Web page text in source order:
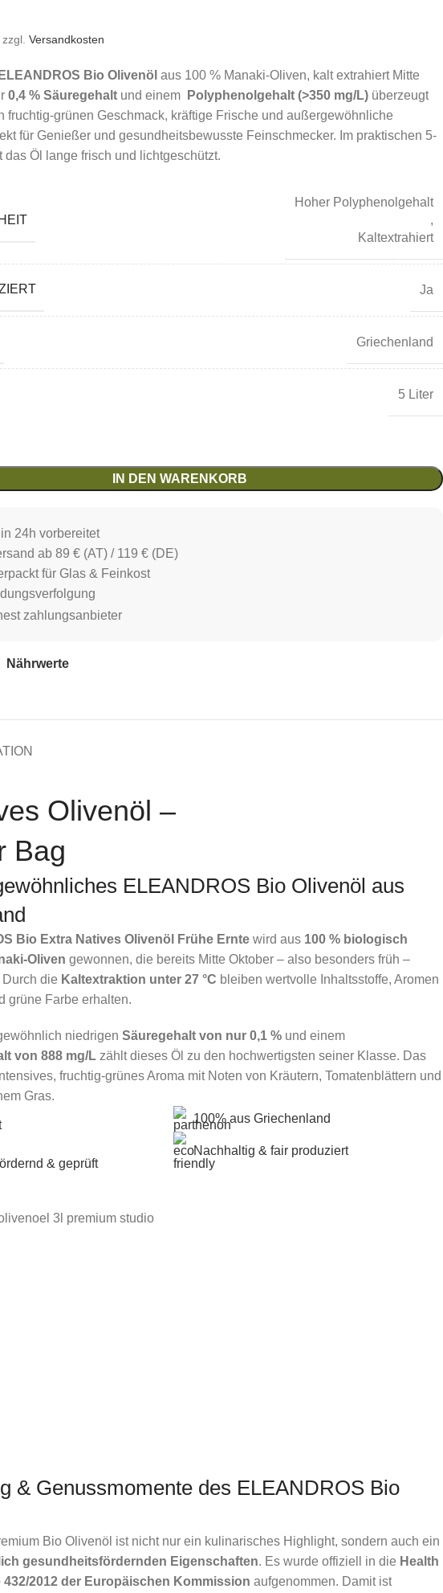
zzgl. Versandkosten
ELEANDROS Bio Olivenöl aus 100 % Manaki-Oliven, kalt extrahiert Mitte
0,4 % Säuregehalt und einem Polyphenolgehalt (>350 mg/L) überzeugt
fruchtig-grünen Geschmack, kräftige Frische und außergewöhnliche
für Genießer und gesundheitsbewusste Feinschmecker. Im praktischen 5-
das Öl lange frisch und lichtgeschützt.
Hoher Polyphenolgehalt
,
Kaltextrahiert
Ja
Griechenland
5 Liter
IN DEN WARENKORB
24h vorbereitet
ab 89 € (AT) / 119 € (DE)
für Glas & Feinkost
Nährwerte
Olivenöl –
Bag
ELEANDROS Bio Olivenöl aus
Bio Extra Natives Olivenöl Frühe Ernte wird aus 100 % biologisch
Oliven gewonnen, die bereits Mitte Oktober – also besonders früh –
die Kaltextraktion unter 27 °C bleiben wertvolle Inhaltsstoffe, Aromen
grüne Farbe erhalten.
niedrigen Säuregehalt von nur 0,1 % und einem
von 888 mg/L zählt dieses Öl zu den hochwertigsten seiner Klasse. Das
fruchtig-grünes Aroma mit Noten von Kräutern, Tomatenblättern und
Gras.
& geprüft
100% aus Griechenland
Nachhaltig & fair produziert
& Genussmomente des ELEANDROS Bio
Bio Olivenöl ist nicht nur ein kulinarisches Highlight, sondern auch ein
gesundheitsfördernden Eigenschaften. Es wurde offiziell in die Health
2012 der Europäischen Kommission aufgenommen. Damit ist